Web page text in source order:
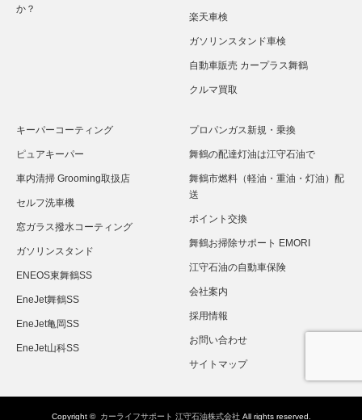
か？
楽天車検
ガソリンスタンド車検
自動車販売 カープラス舞鶴
クルマ買取
キーパーコーティング
ピュアキーパー
車内清掃 Grooming取扱店
セルフ洗車機
窓ガラス撥水コーティング
ガソリンスタンド
ENEOS東舞鶴SS
EneJet舞鶴SS
EneJet亀岡SS
EneJet山科SS
プロパンガス新規・乗換
舞鶴の配達灯油は江守石油で
舞鶴市燃料（軽油・重油・灯油）配
送
ポイント交換
舞鶴お掃除サポート EMORI
江守石油の自動車保険
会社案内
採用情報
お問い合わせ
サイトマップ
Copyright © カーライフサポート 江守石油株式会社All rights reserved.